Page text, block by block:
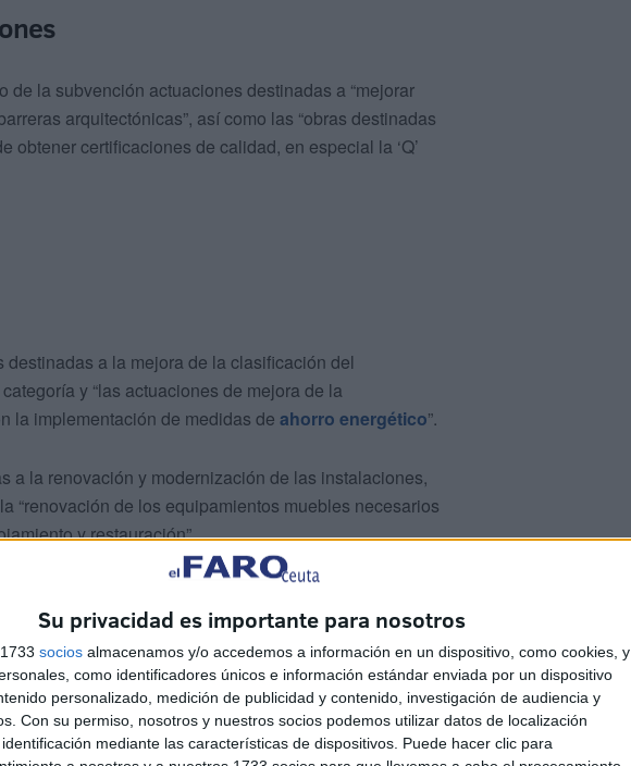
Su privacidad es importante para nosotros
socios almacenamos y/o accedemos a información en un dispositivo, como cookies, y
como identificadores únicos e información estándar enviada por un dispositivo
personalizado, medición de publicidad y contenido, investigación de audiencia y
Con su permiso, nosotros y nuestros socios podemos utilizar datos de localización
mediante las características de dispositivos. Puede hacer clic para
la subvención actuaciones destinadas a “mejorar
arquitectónicas”, así como las “obras destinadas
certificaciones de calidad, en especial la ‘Q’
a la mejora de la clasificación del
y “las actuaciones de mejora de la
la implementación de medidas de ahorro energético”.
a la renovación y modernización de las instalaciones,
“renovación de los equipamientos muebles necesarios
y restauración”.